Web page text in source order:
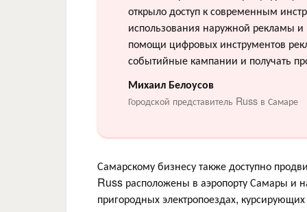
открыло доступ к современным
использования наружной рекламы
помощи цифровых инструментов
событийные кампании и получать
Михаил Белоусов
Городской представитель Russ в Самаре
Самарскому бизнесу также доступно
Russ расположены в аэропорту Самары и
пригородных электропоездах,